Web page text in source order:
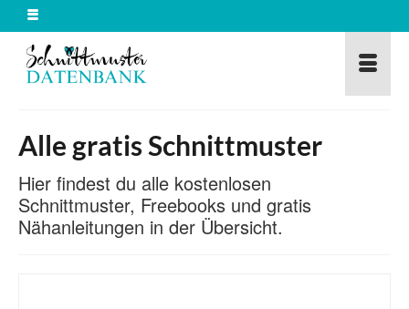
Alle gratis Schnittmuster
Hier findest du alle kostenlosen
Schnittmuster, Freebooks und gratis
Nähanleitungen in der Übersicht.